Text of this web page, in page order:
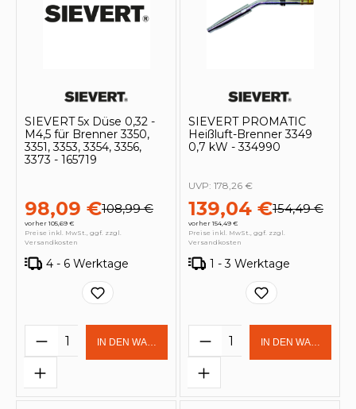
SIEVERT 5x Düse 0,32 -
M4,5 für Brenner 3350,
3351, 3353, 3354, 3356,
3373 - 165719
98,09 €108,99 €
vorher 105,69 €
Preise inkl. MwSt., ggf. zzgl.
Versandkosten
4 - 6 Werktage
Produkt Anzahl: Gib den
IN DEN WARENKORB
SIEVERT PROMATIC
Heißluft-Brenner 3349
0,7 kW - 334990
139,04 €154,49 €
vorher 154,49 €
UVP: 178,26 €
Preise inkl. MwSt., ggf. zzgl.
Versandkosten
1 - 3 Werktage
Produkt Anzahl:
IN DEN